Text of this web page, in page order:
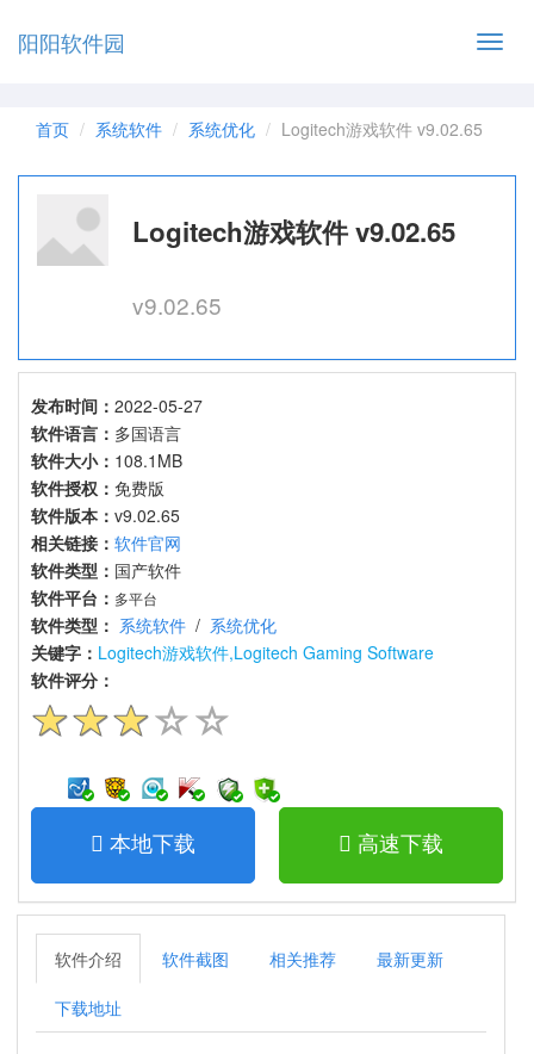
阳阳软件园
首页 系统软件 系统优化 Logitech游戏软件 v9.02.65
Logitech游戏软件 v9.02.65
v9.02.65
发布时间： 2022-05-27
软件语言： 多国语言
软件大小： 108.1MB
软件授权： 免费版
软件版本： v9.02.65
相关链接： 软件官网
软件类型： 国产软件
软件平台： 多平台
软件类型： 系统软件 / 系统优化
关键字： Logitech游戏软件,Logitech Gaming Software
软件评分：
本地下载 高速下载
软件介绍 软件截图 相关推荐 最新更新
下载地址